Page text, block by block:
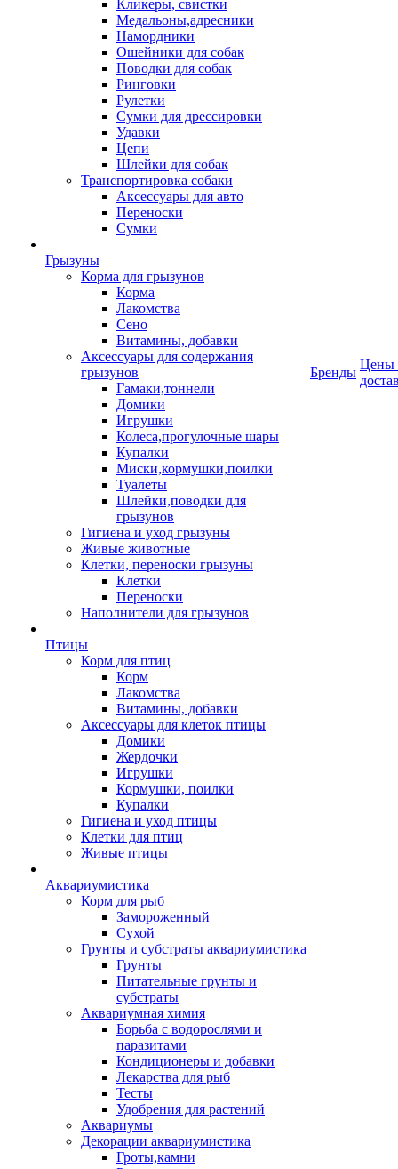
Кликеры, свистки
Медальоны,адресники
Намордники
Ошейники для собак
Поводки для собак
Ринговки
Рулетки
Сумки для дрессировки
Удавки
Цепи
Шлейки для собак
Транспортировка собаки
Аксессуары для авто
Переноски
Сумки
Грызуны
Корма для грызунов
Корма
Лакомства
Сено
Витамины, добавки
Аксессуары для содержания
грызунов
Гамаки,тоннели
Домики
Игрушки
Колеса,прогулочные шары
Купалки
Миски,кормушки,поилки
Туалеты
Шлейки,поводки для
грызунов
Гигиена и уход грызуны
Живые животные
Клетки, переноски грызуны
Клетки
Переноски
Наполнители для грызунов
Птицы
Корм для птиц
Корм
Лакомства
Витамины, добавки
Аксессуары для клеток птицы
Домики
Жердочки
Игрушки
Кормушки, поилки
Купалки
Гигиена и уход птицы
Клетки для птиц
Живые птицы
Аквариумистика
Корм для рыб
Замороженный
Сухой
Грунты и субстраты аквариумистика
Грунты
Питательные грунты и
субстраты
Аквариумная химия
Борьба с водорослями и
паразитами
Кондиционеры и добавки
Лекарства для рыб
Тесты
Удобрения для растений
Аквариумы
Декорации аквариумистика
Гроты,камни
Бренды
Цены